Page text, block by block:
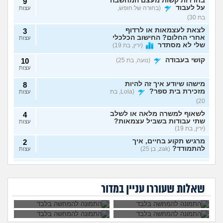
על לעבוד
(בחורה של חופש,
בת 30)
עצות
לצאת לעצמאות או לרדוף
אחרי החלום? החישוב הכלכלי
שלי לא מסתדר
(ירין, בת 19)
3
עצות
קושי בעבודה (נועה, בת 25) 10
עצות
מישהו שיודע איך זה להיות
מזכירת בית ספר?
(Lola, בת
20)
8
עצות
לשאוף למשרה מלאה או לשלב
שתי עבודות בשביל עצמאות?
(ירין, בת 19)
4
עצות
מרגיש תקוע בחיים, איך
להתמודד? (zak, בן 25)
2
עצות
איך לעשות כסף מתמונות של
בלי שיגלו אותי?
(אליס, בת
20)
7
ניסיתי כמעט הכול בקשר
לעבודה סלאש לימודים
מרגישה שאין עתיד (אנונימית, בת
עצות
שאלות שעוררו עניין במדור
יכולים לפטר אותי כי
בקפה לאחד
העובדים?
הגשתי ציפיית שכר
לי יותר ניסיון, למה
הוא מקבל שכר גבוה
יותר?
אני מעצבת גרפית,
האם AI באמת יקח לי
את העבודה בסוף?
ללכת להפגין? זה
בעתיד?